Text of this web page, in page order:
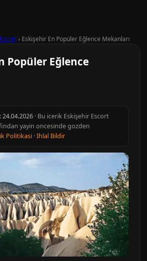
› Eskişehir En Popüler Eğlence Mekanları
Popüler Eğlence
24.04.2026 · Bu icerik Eskişehir Escort
yayin oncesinde gozden
Politikasi ·Ihlal Bildir